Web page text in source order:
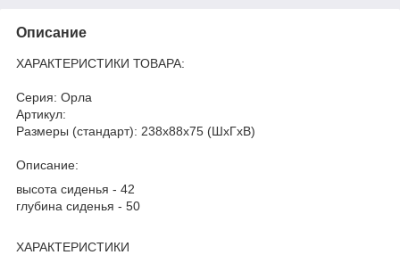
Описание
ХАРАКТЕРИСТИКИ ТОВАРА:
Серия: Орла
Артикул:
Размеры (стандарт): 238x88x75 (ШхГхВ)
Описание:
высота сиденья - 42
глубина сиденья - 50
ХАРАКТЕРИСТИКИ